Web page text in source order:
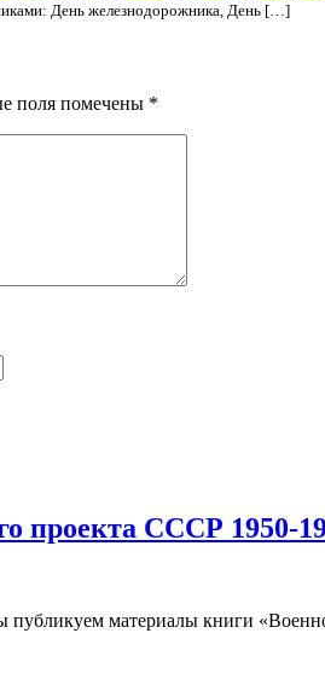
День железнодорожника, День […]
поля помечены *
проекта СССР 1950-
материалы книги